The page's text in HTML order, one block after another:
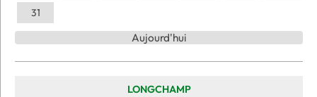
31
Aujourd'hui
LONGCHAMP